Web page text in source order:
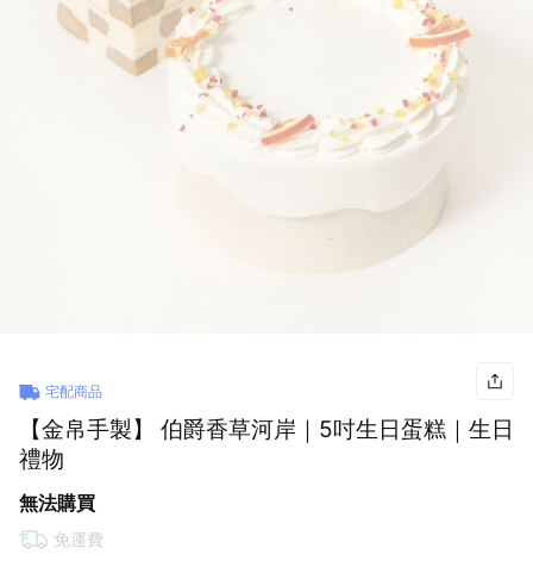
宅配商品
【金帛手製】 伯爵香草河岸｜5吋生日蛋糕｜生日
禮物
無法購買
免運費